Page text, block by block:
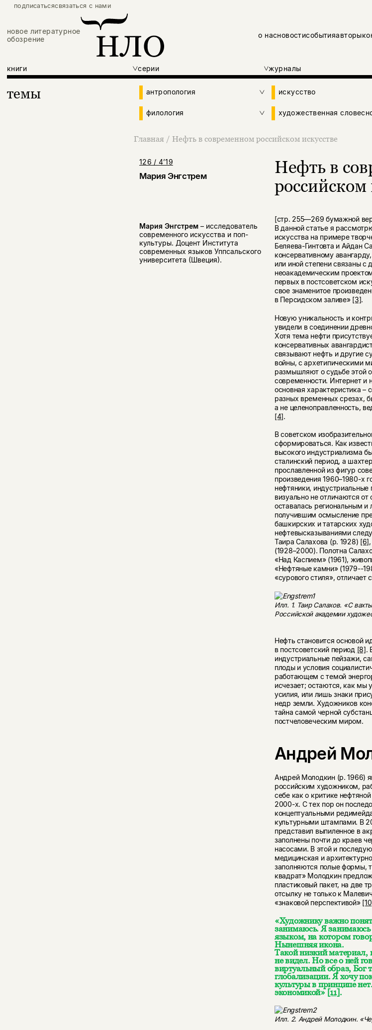
подписатьсясвязаться с нами
новое литературное
обозрение
о насновостисобытияавторы
книги серии журналы
темы антропология искусство
филология художественная
Главная / Нефть в современном российском искусстве
126 / 4’19
Мария Энгстрем
Нефть в
российском
Мария Энгстрем– исследователь
современного искусства и поп-
культуры. Доцент Института
современных языков Уппсальского
университета (Швеция).
[стр. 255—269 бумажной
В данной статье я
искусства на примере
Беляева-Гинтовта и Айдан
консервативному
или иной степени связаны
неоакадемическим
первых в постсоветском
свое знаменитое
в Персидском заливе» [3].
Новую уникальность и
увидели в соединении
Хотя тема нефти
консервативных
связывают нефть и другие
войны, с архетипическими
размышляют о судьбе этой
современности. Интернет и
основная характеристика –
разных временных срезах,
а не целеноправленность,
[4].
В советском
сформироваться. Как
высокого индустриализма
сталинский период, а
прославленной из фигур
произведения 1960–1980-х
нефтяники,
визуально не отличаются от
оставалась региональным
получившим осмысление
башкирских и татарских
нефтевысказываниями
Таира Салахова (р. 1928) [6]
(1928–2000). Полотна
«Над Каспием» (1961),
«Нефтяные камни» (1979--
«сурового стиля», отличает
Илл. 1. Таир Салахов. «С
Российской академии
Нефть становится основой
в постсоветский период [8].
индустриальные пейзажи,
плоды и условия
работающем с темой
исчезает; остаются, как мы
усилия, или лишь знаки
недр земли. Художников
тайна самой черной
постчеловеческим миром.
Андрей
Андрей Молодкин (р. 1966)
российским художником,
себе как о критике
2000-х. С тех пор он
концептуальными
культурными штампами. В
представил выпиленное в
заполнены почти до краев
насосами. В этой и
медицинская и
заполняются полые формы,
квадрат» Молодкин
пластиковый пакет, на две
отсылку не только к
«знаковой перспективой»
«Художнику важно
занимаюсь. Я
языком, на котором
Нынешняя икона.
Такой низкий материал,
не видел. Но все о ней
виртуальный образ, Бог
глобализации. Я хочу
культуры в принципе
экономикой»[11].
Илл. 2. Андрей Молодкин.